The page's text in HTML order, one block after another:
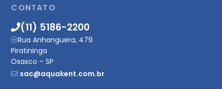
CONTATO
(11) 5186-2200
Rua Anhanguera, 479
Piratininga
Osasco – SP
sac@aquakent.com.br